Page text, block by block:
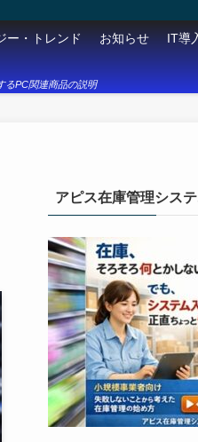
ー・トレンド お知らせ IT導
るPC関連商品の説明
アピス在庫管理シス